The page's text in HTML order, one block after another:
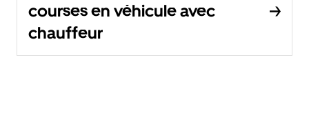
courses en véhicule avec
chauffeur